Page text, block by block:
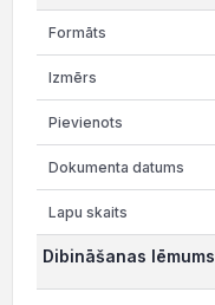
Dibināšanas lēmums